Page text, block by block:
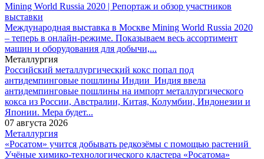
Mining World Russia 2020 | Репортаж и обзор участников
выставки
Международная выставка в Москве Mining World Russia 2020
– теперь в онлайн-режиме. Показываем весь ассортимент
машин и оборудования для добычи,...
Металлургия
Российский металлургический кокс попал под
антидемпинговые пошлины Индии Индия ввела
антидемпинговые пошлины на импорт металлургического
кокса из России, Австралии, Китая, Колумбии, Индонезии и
Японии. Мера будет...
07 августа 2026
Металлургия
«Росатом» учится добывать редкозёмы с помощью растений
Учёные химико-технологического кластера «Росатома»